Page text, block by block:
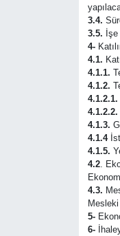
3.4.
3.5.
4-
4.1.
4.1.1.
4.1.2.
4.1.2.1.
4.1.2.2.
4.1.3.
4.1.4
4.1.5.
4.2.
4.3.
5-
6-
ÖZEL HABER
ASTROLOJİ
RESMİ